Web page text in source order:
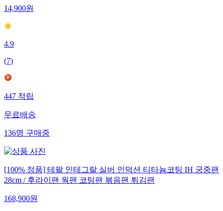
14,900원
4.9
(7)
447적립
무료배송
136명구매중
[100% 정품] 테팔 인테그랄 실버 인덕션 티타늄코팅 IH 궁중팬
28cm / 후라이팬 웍팬 코팅팬 볶음팬 튀김팬
168,900원